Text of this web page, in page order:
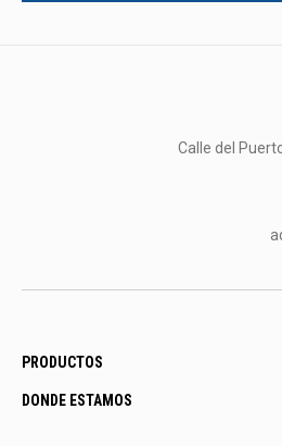
Calle del
PRODUCTOS
DONDE ESTAMOS